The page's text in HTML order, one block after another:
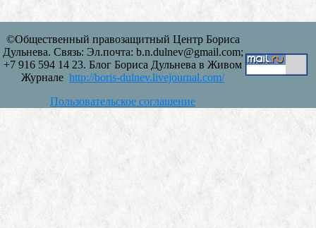
©Общественный правозащитный Центр Бориса
Дульнева. Связь: Эл.почта: b.n.dulnev@gmail.com;
+7 916 594 14 23. Блог Бориса Дульнева в Живом
Журнале http://boris-dulnev.livejournal.com/
Пользовательское соглашение